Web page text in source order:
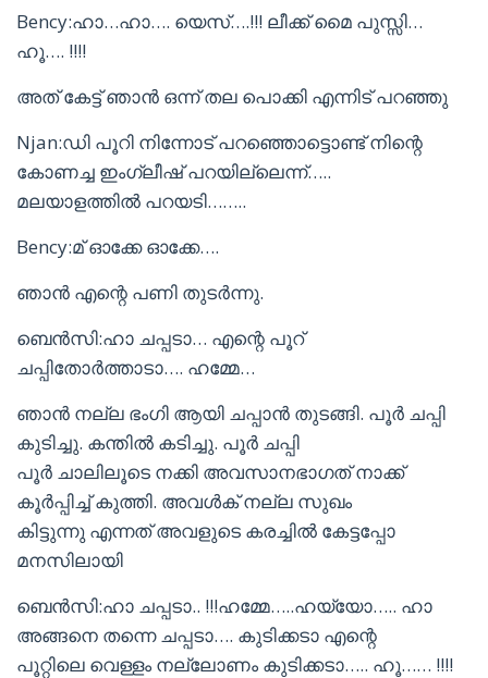
Bency:ഹാ…ഹാ…. യെസ്….!!! ലീക്ക് മൈ പുസ്സി…
ഹൂ…. !!!!
അത് കേട്ട് ഞാൻ ഒന്ന് തല പൊക്കി എന്നിട് പറഞ്ഞു
Njan:ഡി പൂറി നിന്നോട് പറഞ്ഞൊട്ടൊണ്ട് നിന്റെ
കോണച്ച ഇംഗ്ലീഷ് പറയില്ലെന്ന്…..
മലയാളത്തിൽ പറയടി……..
Bency:മ് ഓക്കേ ഓക്കേ….
ഞാൻ എന്റെ പണി തുടർന്നു.
ബെൻസി:ഹാ ചപ്പടാ… എന്റെ പൂറ്
ചപ്പിതോർത്താടാ…. ഹമ്മേ…
ഞാൻ നല്ല ഭംഗി ആയി ചപ്പാൻ തുടങ്ങി. പൂർ ചപ്പി
കുടിച്ചു. കന്തിൽ കടിച്ചു. പൂർ ചപ്പി
പൂർ ചാലിലൂടെ നക്കി അവസാനഭാഗത് നാക്ക്
കൂർപ്പിച്ച് കുത്തി. അവൾക് നല്ല സുഖം
കിട്ടുന്നു എന്നത് അവളുടെ കരച്ചിൽ കേട്ടപ്പോ
മനസിലായി
ബെൻസി:ഹാ ചപ്പടാ.. !!!ഹമ്മേ…..ഹയ്യോ….. ഹാ
അങ്ങനെ തന്നെ ചപ്പടാ…. കുടിക്കടാ എന്റെ
പൂറ്റിലെ വെള്ളം നല്ലോണം കുടിക്കടാ….. ഹൂ…… !!!!